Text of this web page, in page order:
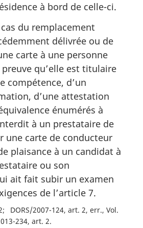
à bord de celle-ci.
du remplacement
délivrée ou de
carte à une personne
qu’elle est titulaire
compétence, d’un
d’une attestation
énumérés à
à un prestataire de
une carte de conducteur
plaisance à un candidat à
ou son
ait fait subir un examen
de l’article 7.
DORS/2007-124, art. 2, err., Vol.
234, art. 2